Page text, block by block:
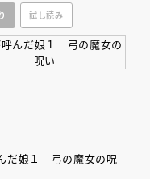
試し読み
だ娘１ 弓の魔女の呪